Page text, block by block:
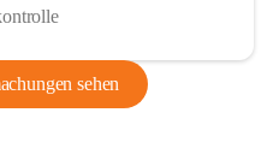
sehen